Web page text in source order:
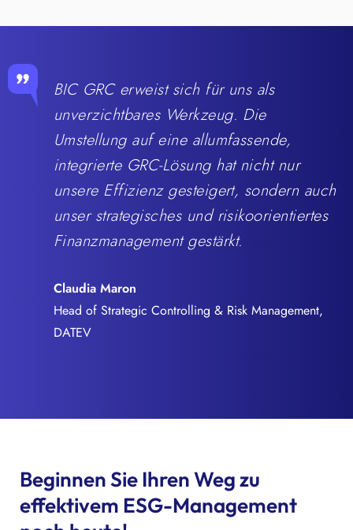
BIC GRC erweist sich für uns als
unverzichtbares Werkzeug. Die
Umstellung auf eine allumfassende,
integrierte GRC-Lösung hat nicht nur
unsere Effizienz gesteigert, sondern auch
unser strategisches und risikoorientiertes
Finanzmanagement gestärkt.
Claudia Maron
Head of Strategic Controlling & Risk Management,
DATEV
Beginnen Sie Ihren Weg zu
effektivem ESG-Management